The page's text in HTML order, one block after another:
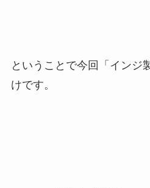
ということで今回「インジ
けです。